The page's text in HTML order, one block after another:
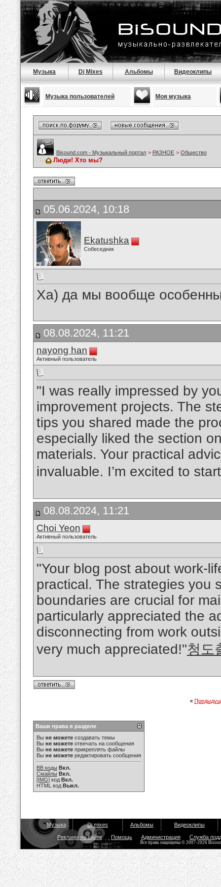
Музыка Dj Mixes Альбомы Видеоклипы
Музыка пользователей Моя музыка
Bisound.com - Музыкальный портал > РАЗНОЕ > Общество
Люди! Хто мы?
05.06.2024, 10:18
Ekatushka
Собеседник
Ха) да мы вообще
08.08.2024, 11:21
nayong han
Активный пользователь
"I was really impressed by
improvement projects. The
tips you shared made the
especially liked the section
materials. Your practical
invaluable. I’m excited to
08.08.2024, 11:21
Choi Yeon
Активный пользователь
"Your blog post about work-
practical. The strategies you
boundaries are crucial for
particularly appreciated the
disconnecting from work
very much appreciated!"청도
«
Ваши права в разделе
Вы не можете создавать темы
Вы не можете отвечать на сообщения
Вы не можете прикреплять файлы
Вы не можете редактировать сообщения
BB коды Вкл.
Смайлы Вкл.
[IMG] код Вкл.
HTML код Выкл.
Музыка Dj mixes Альбомы Видеоклипы
Реклама на сайте Помощь Администрация Служба
Все права защищены © 2007-2026